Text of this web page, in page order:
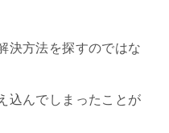
決方法を探すのではな
込んでしまったことが